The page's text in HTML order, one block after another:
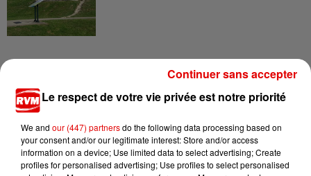
TITRES DIFFUSÉS
15h35
15h35 15h32
15h32 15h28
15h28
Le respect de votre vie privée est notre priorité
We and our (447) partnersdo the following data processing based on
your consent and/or our legitimate interest: Store and/or access
information on a device; Use limited data to select advertising; Create
profiles for personalised advertising; Use profiles to select personalised
Continuer sans accepter